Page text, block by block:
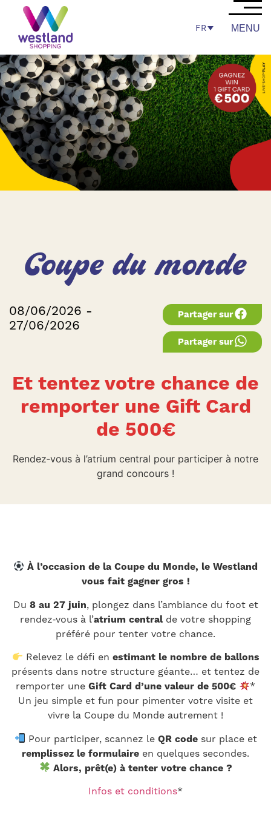
FR MENU
Coupe du monde
08/06/2026 -
27/06/2026
Partager sur
Partager sur
Et tentez votre chance de
remporter une Gift Card
de 500€
Rendez‑vous à l’atrium central pour participer à notre
grand concours !
À l’occasion de la Coupe du Monde, le Westland
vous fait gagner gros !
Du 8 au 27 juin, plongez dans l’ambiance du foot et
rendez‑vous à l’atrium centralde votre shopping
préféré pour tenter votre chance.
Relevez le défi en estimant le nombre de ballons
présents dans notre structure géante… et tentez de
remporter une Gift Card d’une valeur de 500€
*
Un jeu simple et fun pour pimenter votre visite et
vivre la Coupe du Monde autrement !
Pour participer, scannez le QR codesur place et
remplissez le formulaire en quelques secondes.
Alors, prêt(e) à tenter votre chance ?
Infos et conditions*